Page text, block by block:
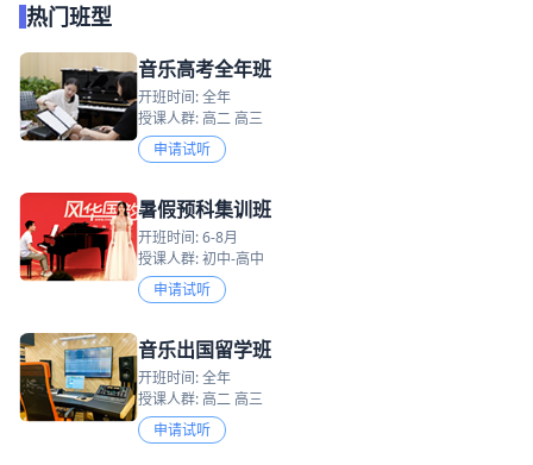
热门班型
音乐高考全年班
开班时间: 全年
授课人群: 高二 高三
申请试听
暑假预科集训班
开班时间: 6-8月
授课人群: 初中-高中
申请试听
音乐出国留学班
开班时间: 全年
授课人群: 高二 高三
申请试听